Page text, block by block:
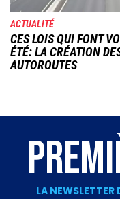
ACTUALITÉ
CES LOIS QUI FONT
ÉTÉ: LA CRÉATION
AUTOROUTES
LA NEWSLETTER